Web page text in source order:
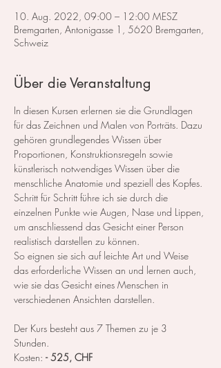
10. Aug. 2022, 09:00 – 12:00 MESZ
Bremgarten, Antonigasse 1, 5620 Bremgarten,
Schweiz
Über die Veranstaltung
In diesen Kursen erlernen sie die Grundlagen
für das Zeichnen und Malen von Porträts. Dazu
gehören grundlegendes Wissen über
Proportionen, Konstruktionsregeln sowie
künstlerisch notwendiges Wissen über die
menschliche Anatomie und speziell des Kopfes.
Schritt für Schritt führe ich sie durch die
einzelnen Punkte wie Augen, Nase und Lippen,
um anschliessend das Gesicht einer Person
realistisch darstellen zu können.
So eignen sie sich auf leichte Art und Weise
das erforderliche Wissen an und lernen auch,
wie sie das Gesicht eines Menschen in
verschiedenen Ansichten darstellen.
Der Kurs besteht aus 7 Themen zu je 3
Stunden.
Kosten: - 525, CHF